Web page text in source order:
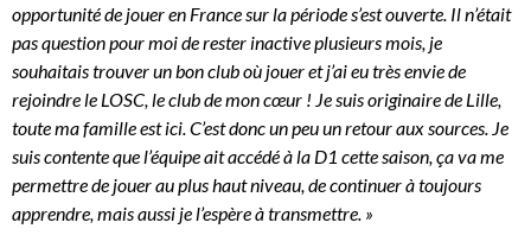
opportunité de jouer en France sur la période s’est ouverte. Il n’était
pas question pour moi de rester inactive plusieurs mois, je
souhaitais trouver un bon club où jouer et j’ai eu très envie de
rejoindre le LOSC, le club de mon cœur ! Je suis originaire de Lille,
toute ma famille est ici. C’est donc un peu un retour aux sources. Je
suis contente que l’équipe ait accédé à la D1 cette saison, ça va me
permettre de jouer au plus haut niveau, de continuer à toujours
apprendre, mais aussi je l’espère à transmettre. »